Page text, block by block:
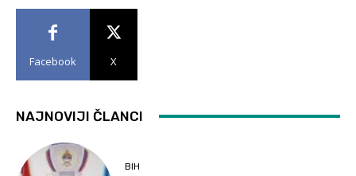
Facebook X
NAJNOVIJI ČLANCI
BIH